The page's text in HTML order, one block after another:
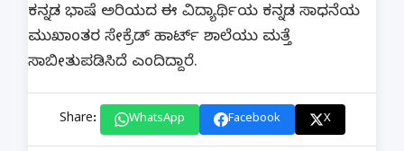
ಕನ್ನಡ ಭಾಷೆ ಅರಿಯದ ಈ ವಿದ್ಯಾರ್ಥಿಯ ಕನ್ನಡ ಸಾಧನೆಯ
ಮುಖಾಂತರ ಸೇಕ್ರೆಡ್ ಹಾರ್ಟ್ ಶಾಲೆಯು ಮತ್ತೆ
ಸಾಬೀತುಪಡಿಸಿದೆ ಎಂದಿದ್ದಾರೆ.
Share: WhatsApp Facebook X